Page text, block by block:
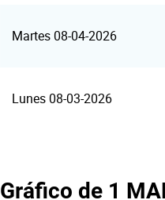
Martes 08-04-2026
Lunes 08-03-2026
Gráfico de 1